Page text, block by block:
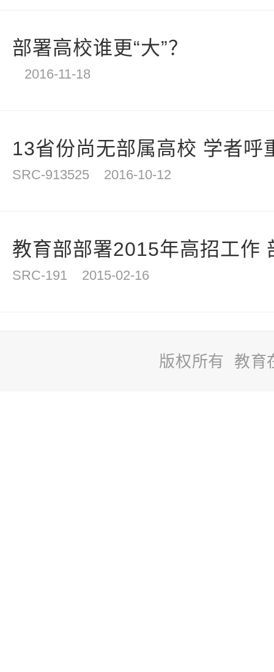
部署高校谁更“大”？
2016-11-18
13省份尚无部属高校 学者呼
SRC-913525 2016-10-12
教育部部署2015年高招工作
SRC-191 2015-02-16
版权所有 教育